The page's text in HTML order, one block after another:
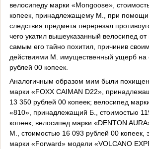
велосипеду марки «Mongoose»,
копеек, принадлежащему М., при помощи
следствия предмета перерезал
чего укатил вышеуказанный велосипед
самым его тайно похитил, причинив
действиями М. имущественный ущерб на
рублей 00 копеек.
Аналогичным образом мим были
марки «FOXX CAIMAN D22»,
13 350 рублей 00 копеек; велосипед
«810», принадлежащий Б., стоимостью
копеек; велосипед марки «DENTON AURA
М., стоимостью 16 093 рублей 00 копеек,
марки «Forward» модели «VOLCANO